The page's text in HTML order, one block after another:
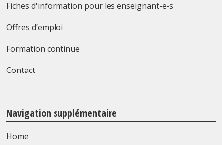
Fiches d'information pour les enseignant-e-s
Offres d’emploi
Formation continue
Contact
Navigation supplémentaire
Home